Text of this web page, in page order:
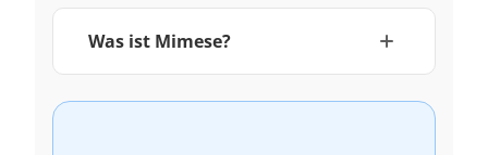
Was ist Mimese?